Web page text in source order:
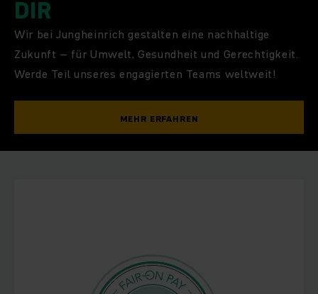
DIR
Wir bei Jungheinrich gestalten eine nachhaltige
Zukunft – für Umwelt, Gesundheit und Gerechtigkeit.
Werde Teil unseres engagierten Teams weltweit!
MEHR ERFAHREN